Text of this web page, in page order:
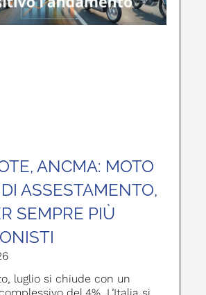
ANCMA: MOTO
ASSESTAMENTO,
SEMPRE PIÙ
luglio si chiude con un